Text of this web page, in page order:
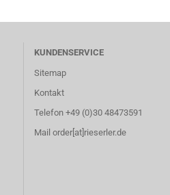
KUNDENSERVICE
Sitemap
Kontakt
Telefon +49 (0)30 48473591
Mail order[at]rieserler.de